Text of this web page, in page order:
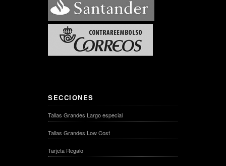
SECCIONES
Tallas Grandes Largo especial
Tallas Grandes Low Cost
Tarjeta Regalo